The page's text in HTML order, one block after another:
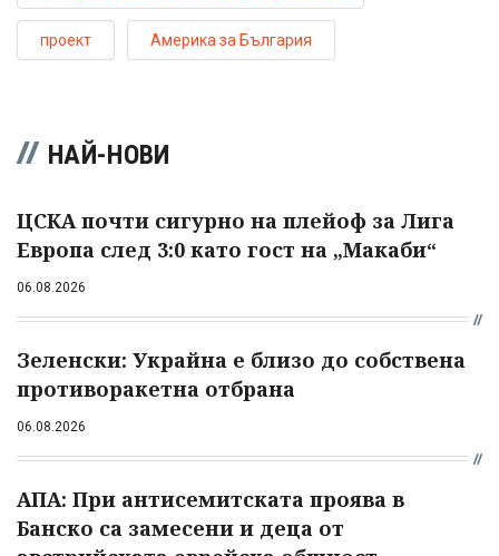
проект Америка за България
НАЙ-НОВИ
ЦСКА почти сигурно на плейоф за Лига
Европа след 3:0 като гост на „Макаби“
06.08.2026
Зеленски: Украйна е близо до собствена
противоракетна отбрана
06.08.2026
АПА: При антисемитската проява в
Банско са замесени и деца от